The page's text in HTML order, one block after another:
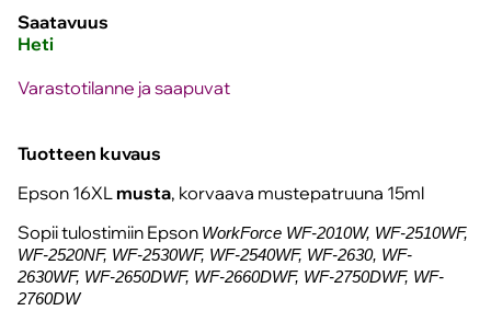
Saatavuus
Heti
Varastotilanne ja saapuvat
Tuotteen kuvaus
Epson 16XL musta, korvaava mustepatruuna 15ml
Sopii tulostimiin Epson WorkForce WF-2010W, WF-2510WF,
WF-2520NF, WF-2530WF, WF-2540WF, WF-2630, WF-
2630WF, WF-2650DWF, WF-2660DWF, WF-2750DWF, WF-
2760DW